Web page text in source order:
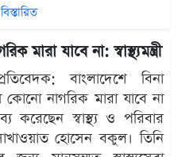
বিস্তারিত
মারা যাবে না: স্বাস্থ্যমন্ত্রী
বাংলাদেশে বিনা
কোনো নাগরিক মারা যাবে না
করেছেন স্বাস্থ্য ও পরিবার
হোসেন বকুল। তিনি